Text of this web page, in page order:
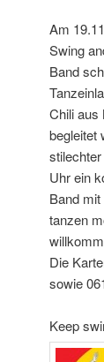
Am
Swing
Band
Chili aus
begleitet
Uhr ein
Band
tanzen
Die
sowie
Keep